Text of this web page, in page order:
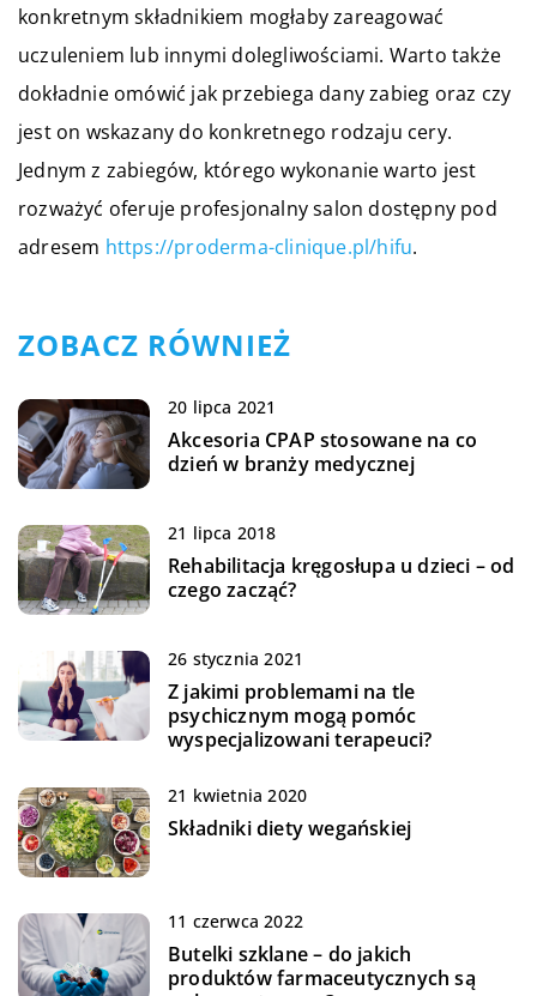
konkretnym składnikiem mogłaby zareagować
uczuleniem lub innymi dolegliwościami. Warto także
dokładnie omówić jak przebiega dany zabieg oraz czy
jest on wskazany do konkretnego rodzaju cery.
Jednym z zabiegów, którego wykonanie warto jest
rozważyć oferuje profesjonalny salon dostępny pod
adresem https://proderma-clinique.pl/hifu.
ZOBACZ RÓWNIEŻ
20 lipca 2021
Akcesoria CPAP stosowane na co
dzień w branży medycznej
21 lipca 2018
Rehabilitacja kręgosłupa u dzieci – od
czego zacząć?
26 stycznia 2021
Z jakimi problemami na tle
psychicznym mogą pomóc
wyspecjalizowani terapeuci?
21 kwietnia 2020
Składniki diety wegańskiej
11 czerwca 2022
Butelki szklane – do jakich
produktów farmaceutycznych są